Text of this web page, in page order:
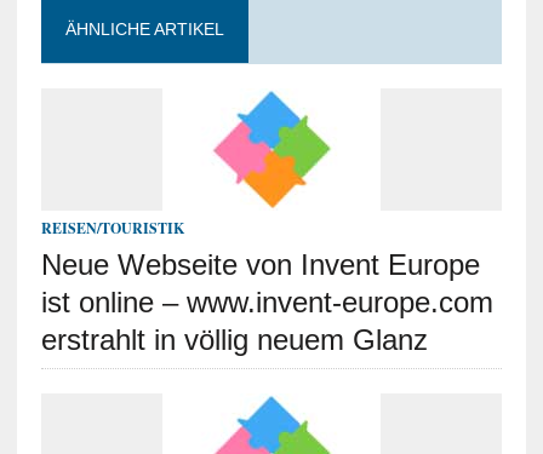
ÄHNLICHE ARTIKEL
REISEN/TOURISTIK
Neue Webseite von Invent Europe
ist online – www.invent-europe.com
erstrahlt in völlig neuem Glanz